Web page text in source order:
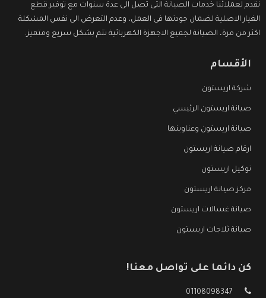
نقدم لعملائنا خدمات الصيانة التى تصل الى عدة سنوات مع توفير قطع
الغيار الاصلية لضمان جودتها فى العمل، وعدم التعرض الى نفس المشكلة
اكثر من مرة، الصيانة لجميع الاجهزة الكهربائية تتم بشكل سريع ومتميز.
الأقسام
شركة اريستون
صيانة اريستون الرئيسي
صيانة اريستون وعناوينها
ارقام صيانة اريستون
توكيل اريستون
مركز صيانة اريستون
صيانة غسالات اريستون
صيانة ثلاجات اريستون
كن دائما على تواصل معنا!
01108098347